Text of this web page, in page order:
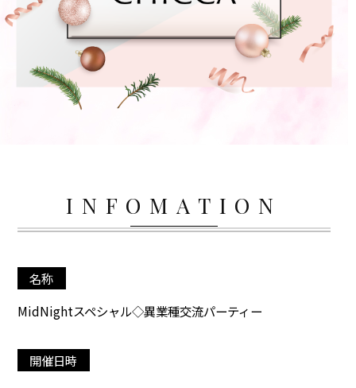
INFOMATION
名称
MidNightスペシャル◇異業種交流パーティー
開催日時